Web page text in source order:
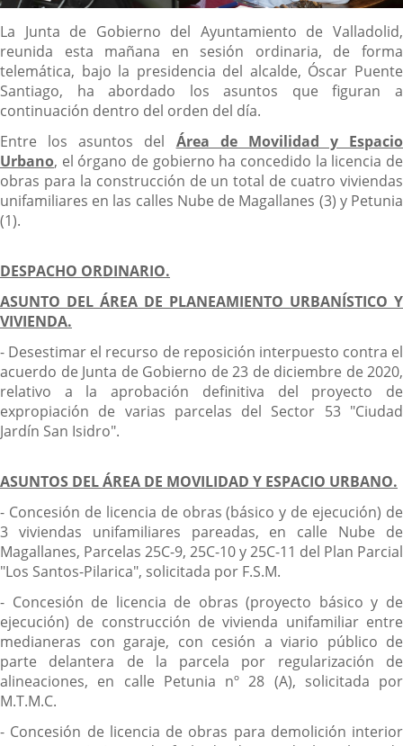
Descripción
La Junta de Gobierno del Ayuntamiento de Valladolid,
reunida esta mañana en sesión ordinaria, de forma
telemática, bajo la presidencia del alcalde, Óscar Puente
Santiago, ha abordado los asuntos que figuran a
continuación dentro del orden del día.
Entre los asuntos del Área de Movilidad y Espacio
Urbano, el órgano de gobierno ha concedido la licencia de
obras para la construcción de un total de cuatro viviendas
unifamiliares en las calles Nube de Magallanes (3) y Petunia
(1).
DESPACHO ORDINARIO.
ASUNTO DEL ÁREA DE PLANEAMIENTO URBANÍSTICO Y
VIVIENDA.
- Desestimar el recurso de reposición interpuesto contra el
acuerdo de Junta de Gobierno de 23 de diciembre de 2020,
relativo a la aprobación definitiva del proyecto de
expropiación de varias parcelas del Sector 53 "Ciudad
Jardín San Isidro".
ASUNTOS DEL ÁREA DE MOVILIDAD Y ESPACIO URBANO.
- Concesión de licencia de obras (básico y de ejecución) de
3 viviendas unifamiliares pareadas, en calle Nube de
Magallanes, Parcelas 25C-9, 25C-10 y 25C-11 del Plan Parcial
"Los Santos-Pilarica", solicitada por F.S.M.
- Concesión de licencia de obras (proyecto básico y de
ejecución) de construcción de vivienda unifamiliar entre
medianeras con garaje, con cesión a viario público de
parte delantera de la parcela por regularización de
alineaciones, en calle Petunia nº 28 (A), solicitada por
M.T.M.C.
- Concesión de licencia de obras para demolición interior